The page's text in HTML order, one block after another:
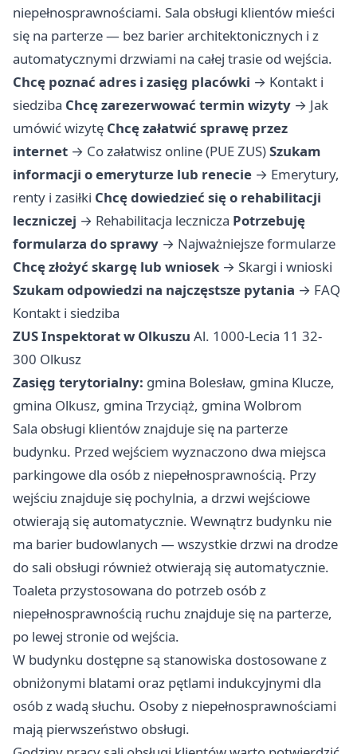
niepełnosprawnościami. Sala obsługi klientów mieści
się na parterze — bez barier architektonicznych i z
automatycznymi drzwiami na całej trasie od wejścia.
Chcę poznać adres i zasięg placówki → Kontakt i
siedziba Chcę zarezerwować termin wizyty → Jak
umówić wizytę Chcę załatwić sprawę przez
internet → Co załatwisz online (PUE ZUS)Szukam
informacji o emeryturze lub renecie → Emerytury,
renty i zasiłki Chcę dowiedzieć się o rehabilitacji
leczniczej → Rehabilitacja lecznicza Potrzebuję
formularza do sprawy → Najważniejsze formularze
Chcę złożyć skargę lub wniosek → Skargi i wnioski
Szukam odpowiedzi na najczęstsze pytania → FAQ
Kontakt i siedziba
ZUS Inspektorat w Olkuszu Al. 1000-Lecia 11 32-
300 Olkusz
Zasięg terytorialny: gmina Bolesław, gmina Klucze,
gmina Olkusz, gmina Trzyciąż, gmina Wolbrom
Sala obsługi klientów znajduje się na parterze
budynku. Przed wejściem wyznaczono dwa miejsca
parkingowe dla osób z niepełnosprawnością. Przy
wejściu znajduje się pochylnia, a drzwi wejściowe
otwierają się automatycznie. Wewnątrz budynku nie
ma barier budowlanych — wszystkie drzwi na drodze
do sali obsługi również otwierają się automatycznie.
Toaleta przystosowana do potrzeb osób z
niepełnosprawnością ruchu znajduje się na parterze,
po lewej stronie od wejścia.
W budynku dostępne są stanowiska dostosowane z
obniżonymi blatami oraz pętlami indukcyjnymi dla
osób z wadą słuchu. Osoby z niepełnosprawnościami
mają pierwszeństwo obsługi.